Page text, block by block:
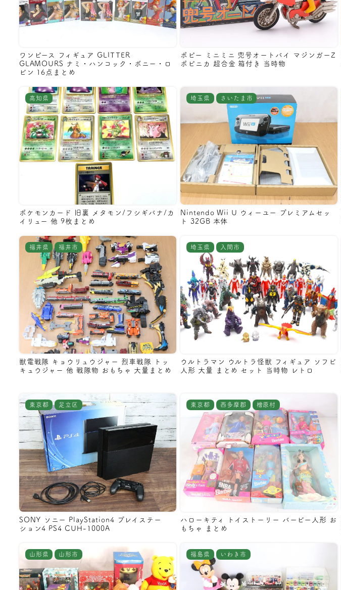
ワンピース フィギュア GLITTER
GLAMOURS ナミ・ハンコック・ボニー・ロ
ビン 16点まとめ
ポピー ミニミニ 兜号オートバイ マジンガーZ
ポピニカ 超合金 箱付き 当時物
高知県
ポケモンカード 旧裏 メタモン/フシギバナ/カ
イリュー 他 9枚まとめ
埼玉県 さいたま市
Nintendo Wii U ウィーユー プレミアムセッ
ト 32GB 本体
福井県 福井市
獣電戦隊 キョウリュウジャー 烈車戦隊 トッ
キュウジャー 他 戦隊物 おもちゃ 大量まとめ
埼玉県 入間市
ウルトラマン ウルトラ怪獣 フィギュア ソフビ
人形 大量 まとめ セット 当時物 レトロ
東京都 足立区
SONY ソニー PlayStation4 プレイステー
ション4 PS4 CUH-1000A
東京都 西多摩郡 檜原村
ハローキティ トイストーリー バービー人形 お
もちゃ まとめ
山形県 山形市 福島県 いわき市